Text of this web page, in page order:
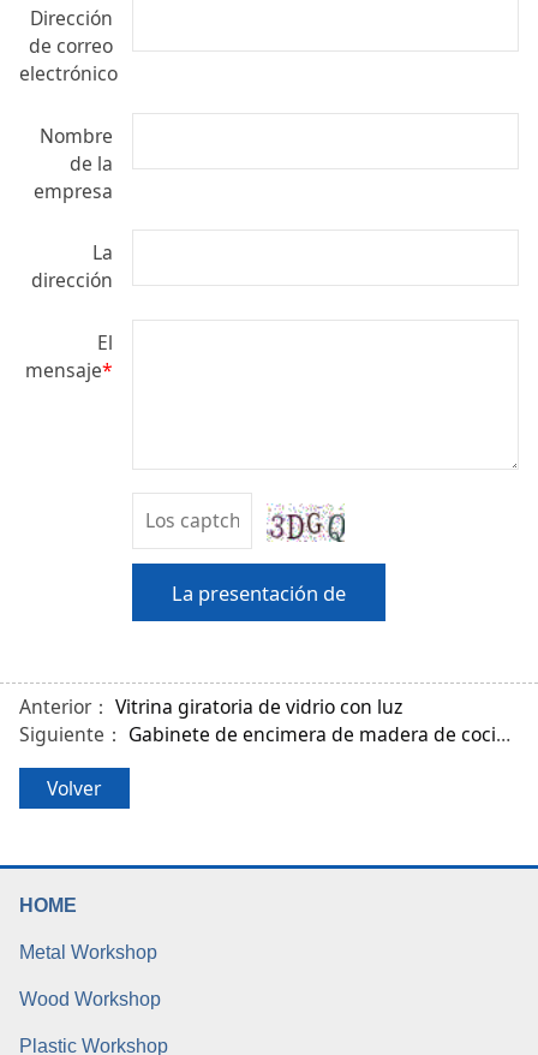
Dirección
de correo
electrónico
Nombre
de la
empresa
La
dirección
El
mensaje*
La presentación de
Anterior： Vitrina giratoria de vidrio con luz
Siguiente： Gabinete de encimera de madera de cocina con 2 puertas de ventana de vidrio
Volver
HOME
Metal Workshop
Wood Workshop
Plastic Workshop